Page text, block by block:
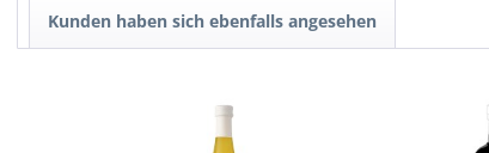
Kunden haben sich ebenfalls angesehen